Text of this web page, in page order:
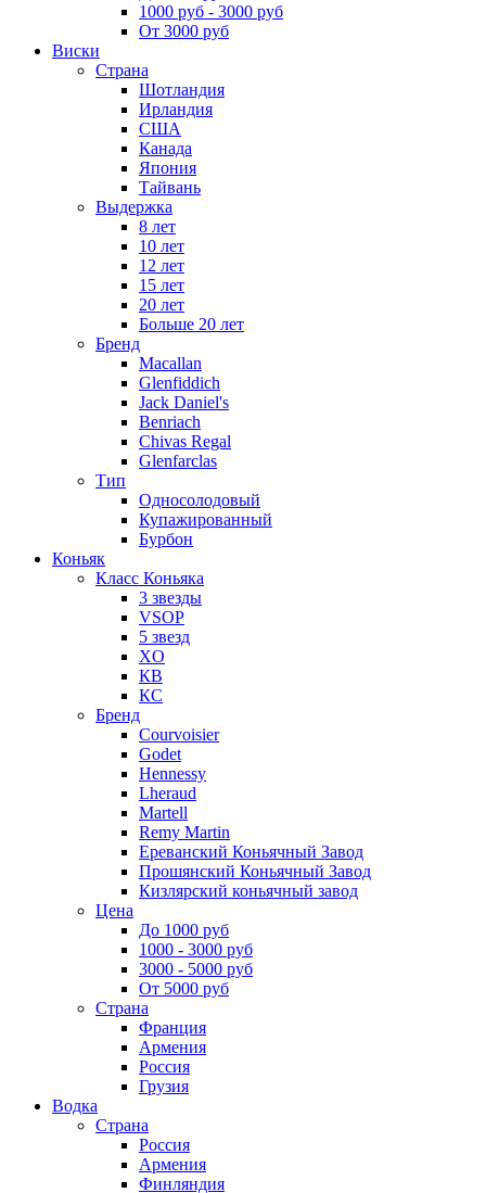
1000 руб - 3000 руб
От 3000 руб
Виски
Страна
Шотландия
Ирландия
США
Канада
Япония
Тайвань
Выдержка
8 лет
10 лет
12 лет
15 лет
20 лет
Больше 20 лет
Бренд
Macallan
Glenfiddich
Jack Daniel's
Benriach
Chivas Regal
Glenfarclas
Тип
Односолодовый
Купажированный
Бурбон
Коньяк
Класс Коньяка
3 звезды
VSOP
5 звезд
XO
КВ
КС
Бренд
Courvoisier
Godet
Hennessy
Lheraud
Martell
Remy Martin
Ереванский Коньячный Завод
Прошянский Коньячный Завод
Кизлярский коньячный завод
Цена
До 1000 руб
1000 - 3000 руб
3000 - 5000 руб
От 5000 руб
Страна
Франция
Армения
Россия
Грузия
Водка
Страна
Россия
Армения
Финляндия